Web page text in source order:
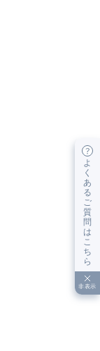
よ
く
あ
る
ご
質
問
は
こ
ち
ら
非表示